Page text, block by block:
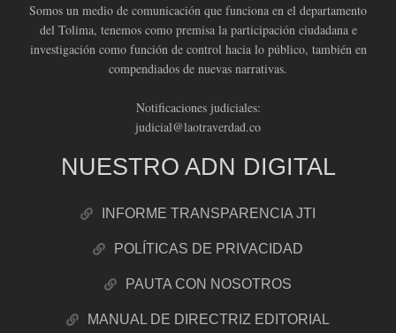
Somos un medio de comunicación que funciona en el departamento
del Tolima, tenemos como premisa la participación ciudadana e
investigación como función de control hacia lo público, también en
compendiados de nuevas narrativas.
Notificaciones judiciales:
judicial@laotraverdad.co
NUESTRO ADN DIGITAL
INFORME TRANSPARENCIA JTI
POLÍTICAS DE PRIVACIDAD
PAUTA CON NOSOTROS
MANUAL DE DIRECTRIZ EDITORIAL